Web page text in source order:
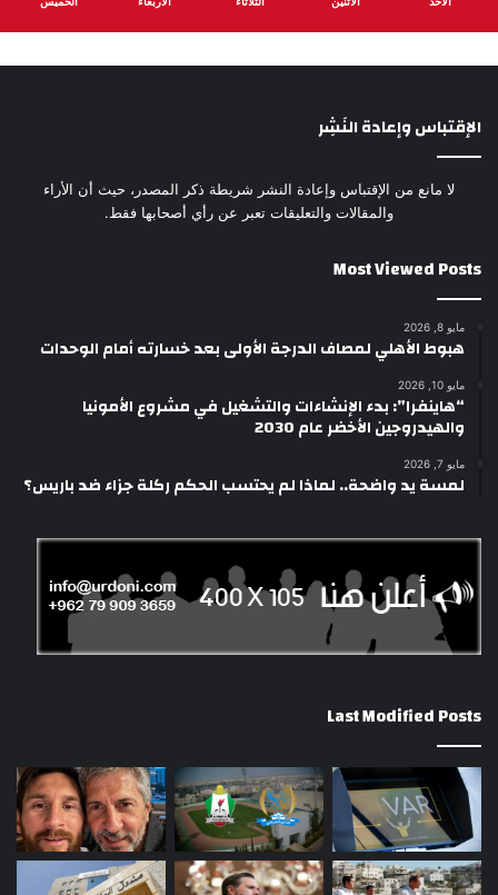
الإقتباس وإعادة النَشِر
لا مانع من الإقتباس وإعادة النشر شريطة ذكر المصدر، حيث أن الأراء
والمقالات والتعليقات تعبر عن رأي أصحابها فقط.
Most Viewed Posts
مايو 8, 2026
هبوط الأهلي لمصاف الدرجة الأولى بعد خسارته أمام الوحدات
مايو 10, 2026
“هاينفرا”: بدء الإنشاءات والتشغيل في مشروع الأمونيا
والهيدروجين الأخضر عام 2030
مايو 7, 2026
لمسة يد واضحة.. لماذا لم يحتسب الحكم ركلة جزاء ضد باريس؟
Last Modified Posts